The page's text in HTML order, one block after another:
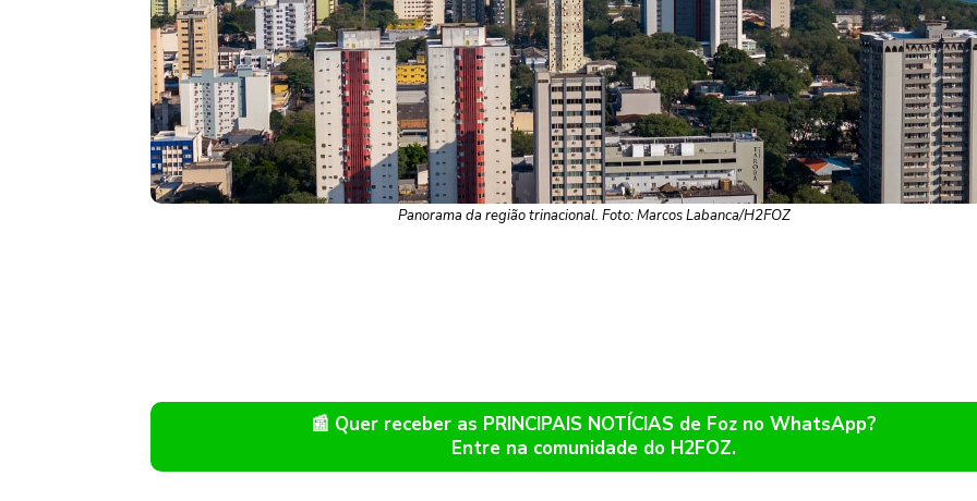
Panorama da região trinacional. Foto: Marcos Labanca/H2FOZ
📰 Quer receber as PRINCIPAIS NOTÍCIAS de Foz no WhatsApp?
Entre na comunidade do H2FOZ.